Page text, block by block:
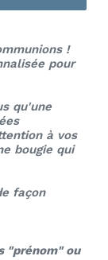
!
pour
qu'une
à vos
bougie qui
façon
"prénom" ou